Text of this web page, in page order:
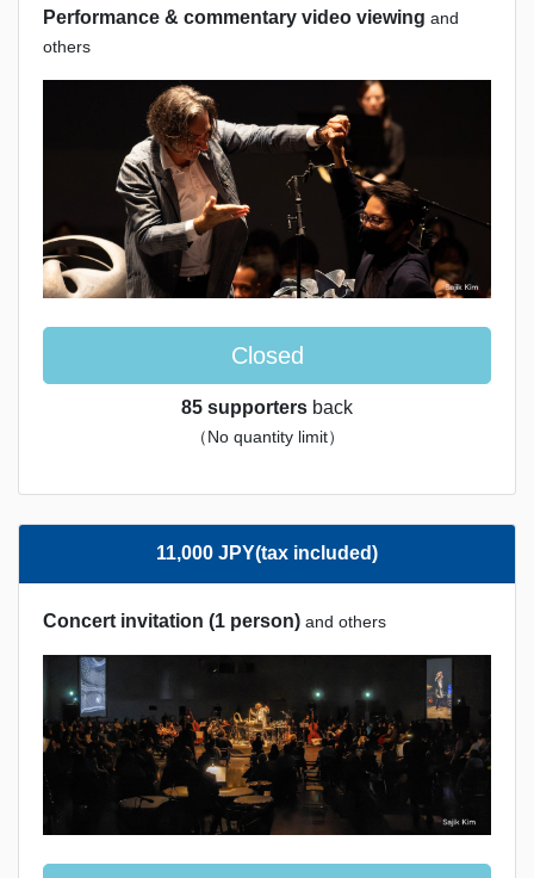
Performance & commentary video viewing and
others
Closed
85 supporters back
（No quantity limit）
11,000 JPY(tax included)
Concert invitation (1 person) and others